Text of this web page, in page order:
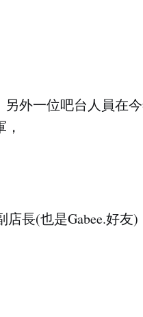
另外一位吧台人員在
店長(也是Gabee.好